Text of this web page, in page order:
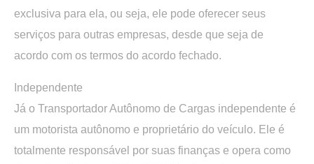
exclusiva para ela, ou seja, ele pode oferecer seus
serviços para outras empresas, desde que seja de
acordo com os termos do acordo fechado.
Independente
Já o Transportador Autônomo de Cargas independente é
um motorista autônomo e proprietário do veículo. Ele é
totalmente responsável por suas finanças e opera como